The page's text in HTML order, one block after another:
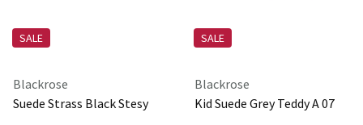
SALE
Blackrose
Suede Strass Black Stesy
SALE
Blackrose
Kid Suede Grey Teddy A 07